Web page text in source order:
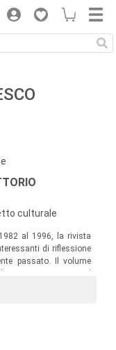
culturale
al 1996, la rivista
di riflessione
passato. Il volume